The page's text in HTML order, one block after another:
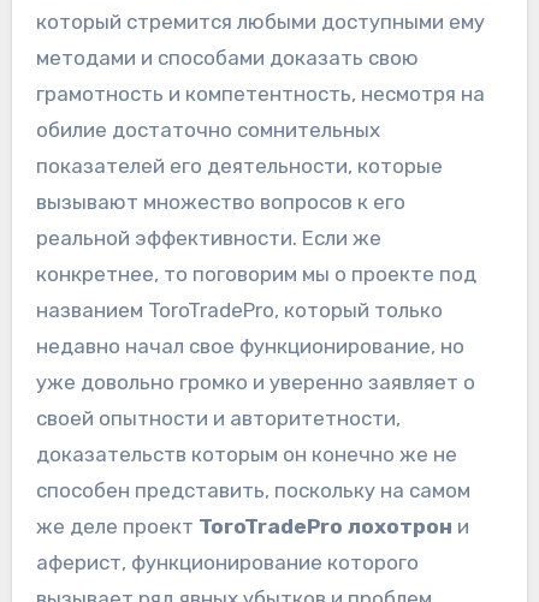
который стремится любыми доступными ему
методами и способами доказать свою
грамотность и компетентность, несмотря на
обилие достаточно сомнительных
показателей его деятельности, которые
вызывают множество вопросов к его
реальной эффективности. Если же
конкретнее, то поговорим мы о проекте под
названием ToroTradePro, который только
недавно начал свое функционирование, но
уже довольно громко и уверенно заявляет о
своей опытности и авторитетности,
доказательств которым он конечно же не
способен представить, поскольку на самом
же деле проект ToroTradePro лохотрон и
аферист, функционирование которого